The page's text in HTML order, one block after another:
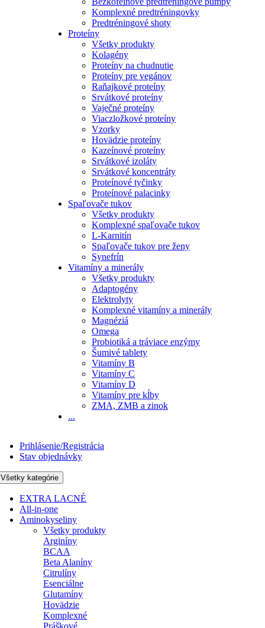
Komplexné predtréningovky
Predtréningové shoty
Proteíny
Všetky produkty
Kolagény
Proteíny na chudnutie
Proteíny pre vegánov
Raňajkové proteíny
Srvátkové proteíny
Vaječné proteíny
Viaczložkové proteíny
Vzorky
Hovädzie proteíny
Kazeínové proteíny
Srvátkové izoláty
Srvátkové koncentráty
Proteínové tyčinky
Proteínové palacinky
Spaľovače tukov
Všetky produkty
Komplexné spaľovače tukov
L-Karnitín
Spaľovače tukov pre ženy
Synefrín
Vitamíny a minerály
Všetky produkty
Adaptogény
Elektrolyty
Komplexné vitamíny a minerály
Magnéziá
Omega
Probiotiká a tráviace enzýmy
Šumivé tablety
Vitamíny B
Vitamíny C
Vitamíny D
Vitamíny pre kĺby
ZMA, ZMB a zinok
...
Prihlásenie/Registrácia
Stav objednávky
Všetky kategórie
EXTRA LACNÉ
All-in-one
Aminokyseliny
Všetky produkty
Arginíny
BCAA
Beta Alaníny
Citrulíny
Esenciálne
Glutamíny
Hovädzie
Komplexné